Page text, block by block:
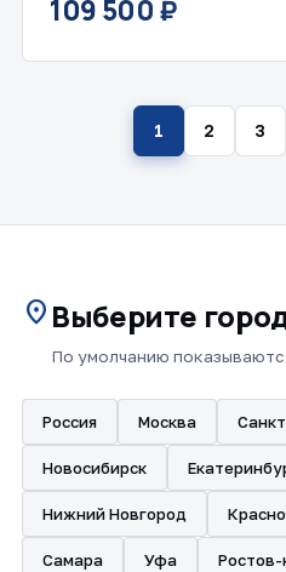
109 500 ₽
1 2 3
location_on Выберите
По умолчанию
Россия Москва
Новосибирск
Нижний Новгород
Самара Уфа